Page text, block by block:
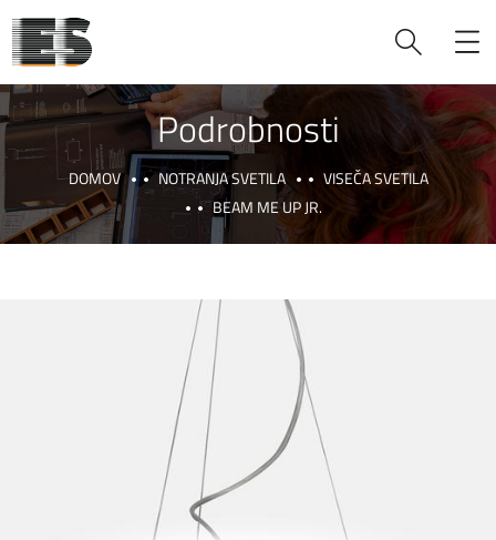
Podrobnosti
DOMOV NOTRANJA SVETILA
VISEČA SVETILA
BEAM ME UP JR.